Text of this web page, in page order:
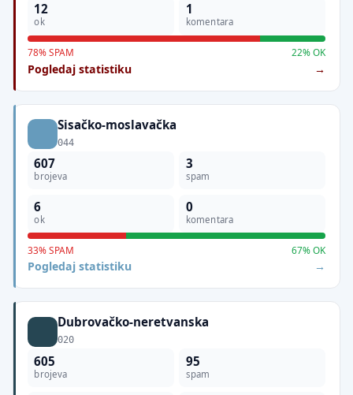
12
ok
1
komentara
78% SPAM 22% OK
Pogledaj statistiku
Sisačko-moslavačka
044
607
brojeva
3
spam
6
ok
0
komentara
33% SPAM 67% OK
Pogledaj statistiku
Dubrovačko-neretvanska
020
605
brojeva
95
spam